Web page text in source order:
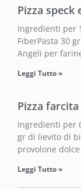
Pizza speck
Ingredienti per
FiberPasta 30
Angeli per
Leggi Tutto »
Pizza farcita
Ingredienti per
gr di lievito di
provolone dolce
Leggi Tutto »